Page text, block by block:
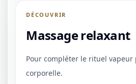
DÉCOUVRIR
Massage relaxant
Pour compléter le rituel vapeur
corporelle.